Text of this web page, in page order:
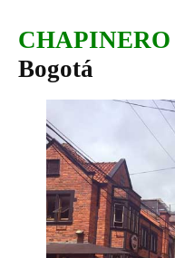
CHAPINERO
Bogotá